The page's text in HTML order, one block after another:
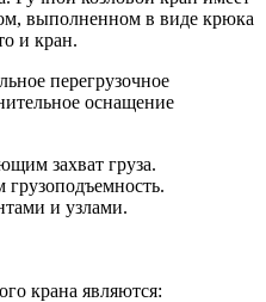
выполненном в виде крюка
и кран.
перегрузочное
оснащение
захват груза.
и узлами.
крана являются: